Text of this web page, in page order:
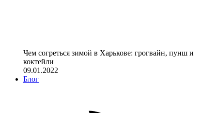
Чем согреться зимой в Харькове: грогвайн, пунш и
коктейли
09.01.2022
Блог